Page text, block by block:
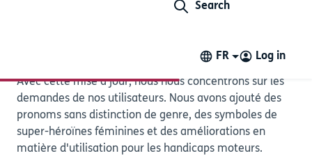
Search
FR Log in
9 mars 2021
Avec cette mise à jour, nous nous concentrons sur les
demandes de nos utilisateurs. Nous avons ajouté des
pronoms sans distinction de genre, des symboles de
super-héroïnes féminines et des améliorations en
matière d'utilisation pour les handicaps moteurs.